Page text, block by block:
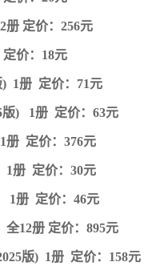
册 定价：256元
价：18元
) 1册 定价：71元
版) 1册 定价：63元
册 定价：376元
1册 定价：30元
1册 定价：46元
12册 定价：895元
版) 1册 定价：158元